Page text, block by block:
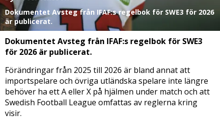
Dokumentet Avsteg från IFAF:s regelbok för SWE3 för 2026
är publicerat.
Dokumentet Avsteg från IFAF:s regelbok för SWE3
för 2026 är publicerat.
Förändringar från 2025 till 2026 är bland annat att
importspelare och övriga utländska spelare inte längre
behöver ha ett A eller X på hjälmen under match och att
Swedish Football League omfattas av reglerna kring
visir.